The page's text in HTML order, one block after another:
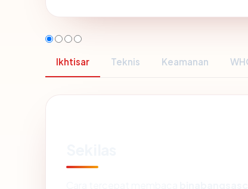
Ikhtisar Teknis Keamanan